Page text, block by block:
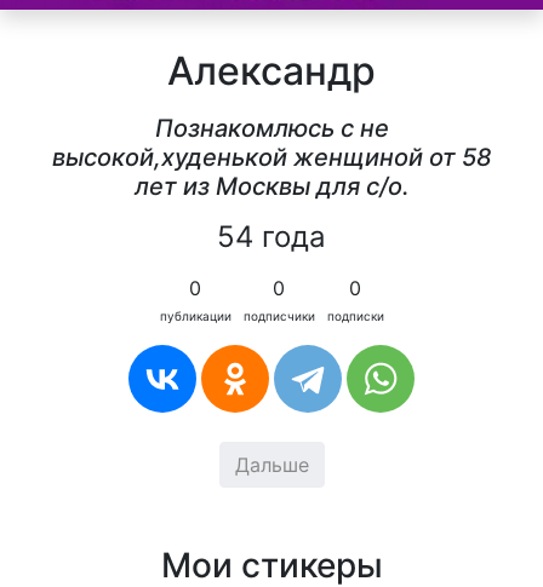
Александр
Познакомлюсь с не
высокой,худенькой женщиной от 58
лет из Москвы для с/о.
54 года
0
публикации
0
подписчики
0
подписки
Дальше
Мои стикеры